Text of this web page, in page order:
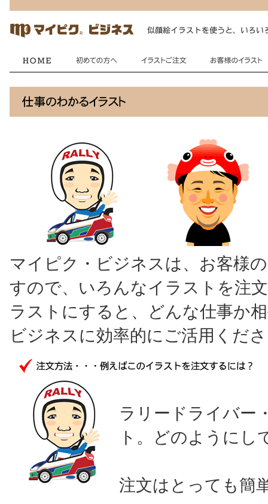
マイピク・ビジネスは、お客様
すので、いろんなイラストを注
ラストにすると、どんな仕事か
ビジネスに効率的にご活用くだ
ラリードライバー
ト。どのようにし
注文はとっても簡